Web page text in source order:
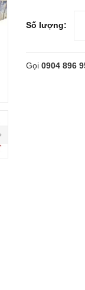
Số lượng:
Gọi 0904 896